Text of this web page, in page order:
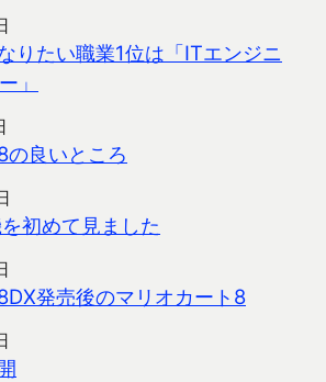
りたい職業1位は「ITエンジニ
」
の良いところ
初めて見ました
発売後のマリオカート8